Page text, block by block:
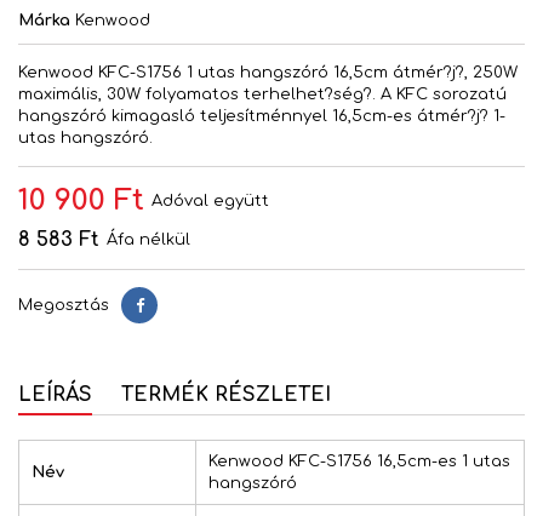
Márka Kenwood
Kenwood KFC-S1756 1 utas hangszóró 16,5cm átmér?j?, 250W
maximális, 30W folyamatos terhelhet?ség?. A KFC sorozatú
hangszóró kimagasló teljesítménnyel 16,5cm-es átmér?j? 1-
utas hangszóró.
10 900 Ft Adóval együtt
8 583 Ft Áfa nélkül
Megosztás Megosztás
LEÍRÁS TERMÉK RÉSZLETEI
Név
Kenwood KFC-S1756 16,5cm-es 1 utas
hangszóró